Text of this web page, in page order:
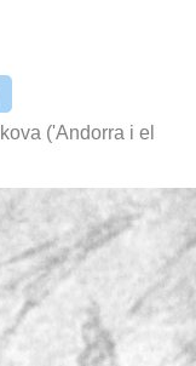
('Andorra i el